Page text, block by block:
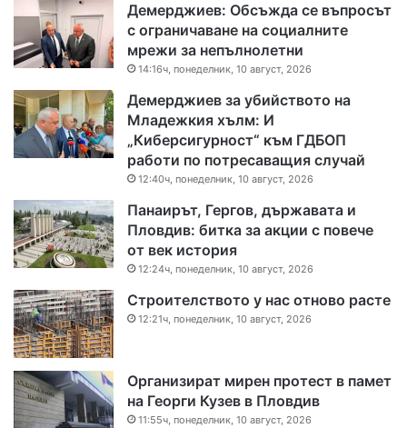
Демерджиев: Обсъжда се въпросът
с ограничаване на социалните
мрежи за непълнолетни
14:16ч, понеделник, 10 август, 2026
Демерджиев за убийството на
Младежкия хълм: И
„Киберсигурност“ към ГДБОП
работи по потресаващия случай
12:40ч, понеделник, 10 август, 2026
Панаирът, Гергов, държавата и
Пловдив: битка за акции с повече
от век история
12:24ч, понеделник, 10 август, 2026
Строителството у нас отново расте
12:21ч, понеделник, 10 август, 2026
Организират мирен протест в памет
на Георги Кузев в Пловдив
11:55ч, понеделник, 10 август, 2026